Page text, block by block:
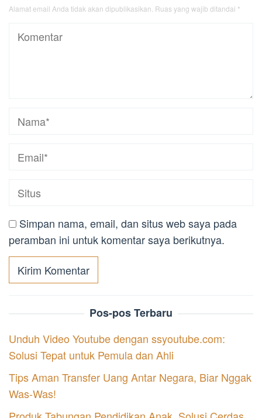
Alamat email Anda tidak akan dipublikasikan. Ruas yang wajib ditandai *
Simpan nama, email, dan situs web saya pada
peramban ini untuk komentar saya berikutnya.
Pos-pos Terbaru
Unduh Video Youtube dengan ssyoutube.com:
Solusi Tepat untuk Pemula dan Ahli
Tips Aman Transfer Uang Antar Negara, Biar Nggak
Was-Was!